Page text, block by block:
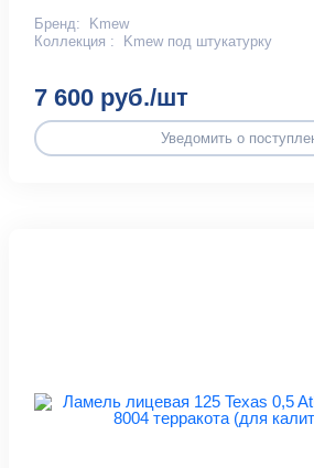
Бренд:
Kmew
Коллекция :
Kmew под штукатурку
7 600 руб./шт
Уведомить о